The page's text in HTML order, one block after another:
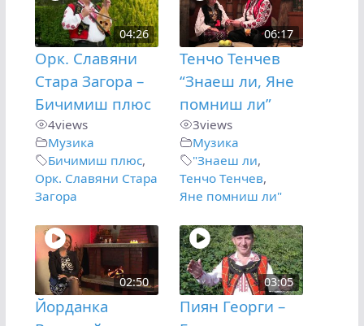
04:26
Орк. Славяни
Стара Загора –
Бичимиш плюс
4views
Музика
Бичимиш плюс,
Орк. Славяни Стара
Загора
06:17
Тенчо Тенчев
“Знаеш ли, Яне
помниш ли”
3views
Музика
"Знаеш ли,
Тенчо Тенчев,
Яне помниш ли"
02:50
Йорданка
03:05
Пиян Георги –